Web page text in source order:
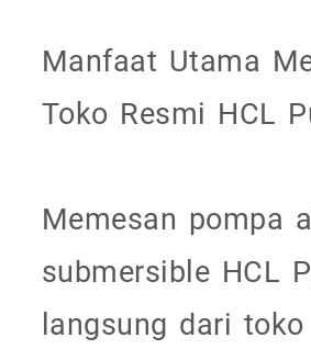
Manfaat Utama
Toko Resmi HCL
Memesan pompa
submersible HCL
langsung dari